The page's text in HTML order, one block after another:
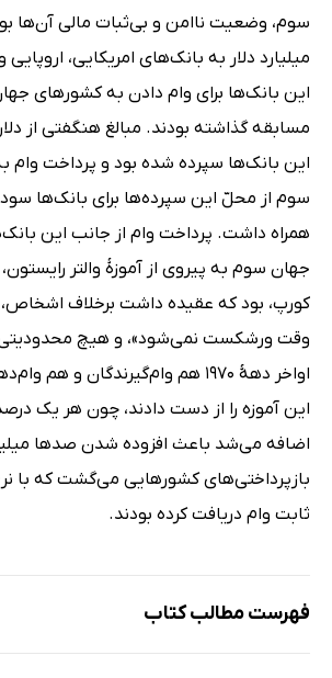
میلیارد دلار به بانک‌های امریکایی،
این بانک‌ها برای وام دادن به کشورهای
مسابقه گذاشته بودند. مبالغ هنگفتی از
این بانک‌ها سپرده شده بود و پرداخت وام
سوم از محلّ این سپرده‌ها برای بانک‌ها
همراه داشت. پرداخت وام از جانب این
جهان سوم به پیروی از آموزۀ والتر
کورپ، بود که عقیده داشت برخلاف
وقت ورشکست نمی‌شود»، و هیچ محدودیتی
اواخر دهۀ 1970 هم وام‌گیرندگان و
این آموزه را از دست دادند، چون هر یک
اضافه می‌شد باعث افزوده شدن صدها
بازپرداختی‌های کشورهایی می‌گشت که با
ثابت وام دریافت کرده بودند.
فهرست مطالب کتاب